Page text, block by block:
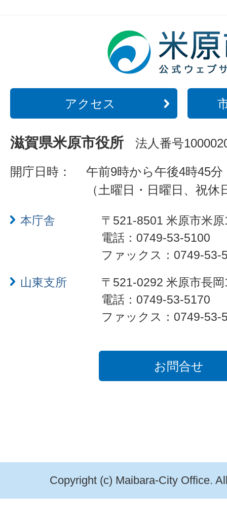
アクセス
滋賀県米原市役所 法人番号
開庁日時：
午前9時から午後4時45分
（土曜日・日曜日、祝
本庁舎
〒521-8501 米原市米
電話：0749-53-5100
ファックス：0749-53-
山東支所
〒521-0292 米原市長
電話：0749-53-5170
ファックス：0749-53-
お問合せ
Copyright (c) Maibara-City Office.